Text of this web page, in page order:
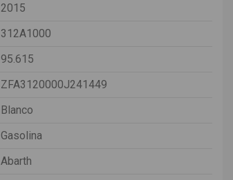
2015
312A1000
95.615
ZFA3120000J241449
Blanco
Gasolina
Abarth